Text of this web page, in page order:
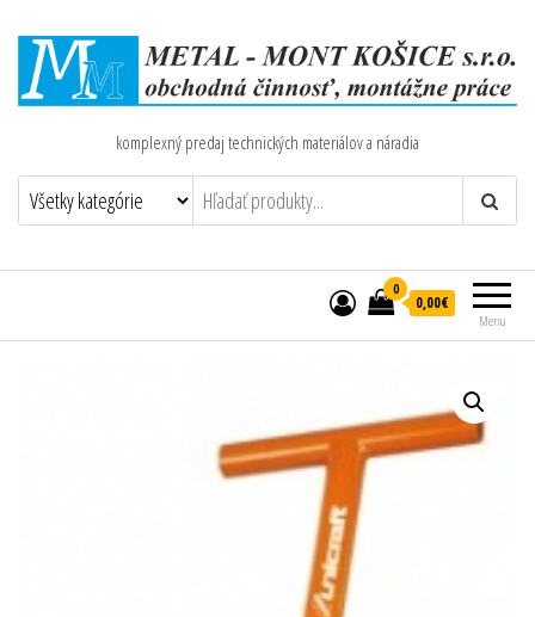
komplexný predaj technických materiálov a náradia
Menu
0
0,00€